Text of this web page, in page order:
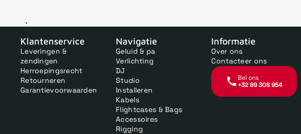
Voor 15uur besteld,
Klantenservice
Leveringen &
zendingen
Herroepingsrecht
Retourneren
Garantievoorwaarden
Navigatie
Geluid & pa
Verlichting
DJ
Studio
Installeren
Kabels
Flightcases & Bags
Accessoires
Rigging
Informatie
Over ons
Contacteer ons
Bel ons
+32 89 308 954